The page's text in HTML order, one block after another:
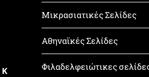
Κ
Μικρασιατικές Σελίδες
Αθηναϊκές Σελίδες
Φιλαδελφειώτικες